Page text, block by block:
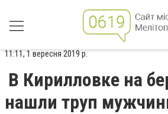
11:11, 1 вересня 2019 р.
В Кирилловке на
нашли труп